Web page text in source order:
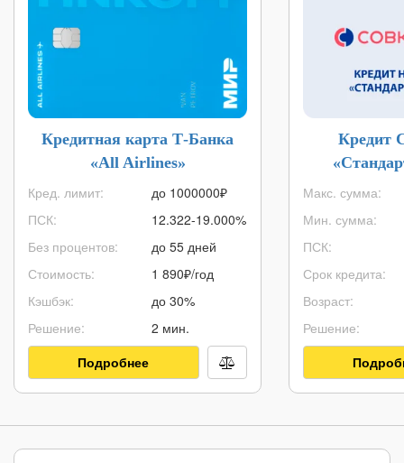
Кредитная карта Т-Банка
«All Airlines»
Кред. лимит:
ПСК:
Без процентов:
Стоимость:
Кэшбэк:
Решение:
до 1000000₽
12.322-19.000%
до 55 дней
1 890₽/год
до 30%
2 мин.
Подробнее
Кредит
Макс. сумма:
Мин. сумма:
ПСК:
Срок кредита:
Возраст:
Решение: